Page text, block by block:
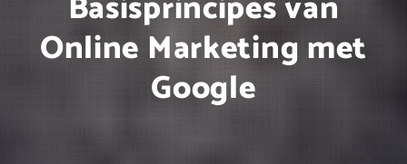
Online Marketing met
Google